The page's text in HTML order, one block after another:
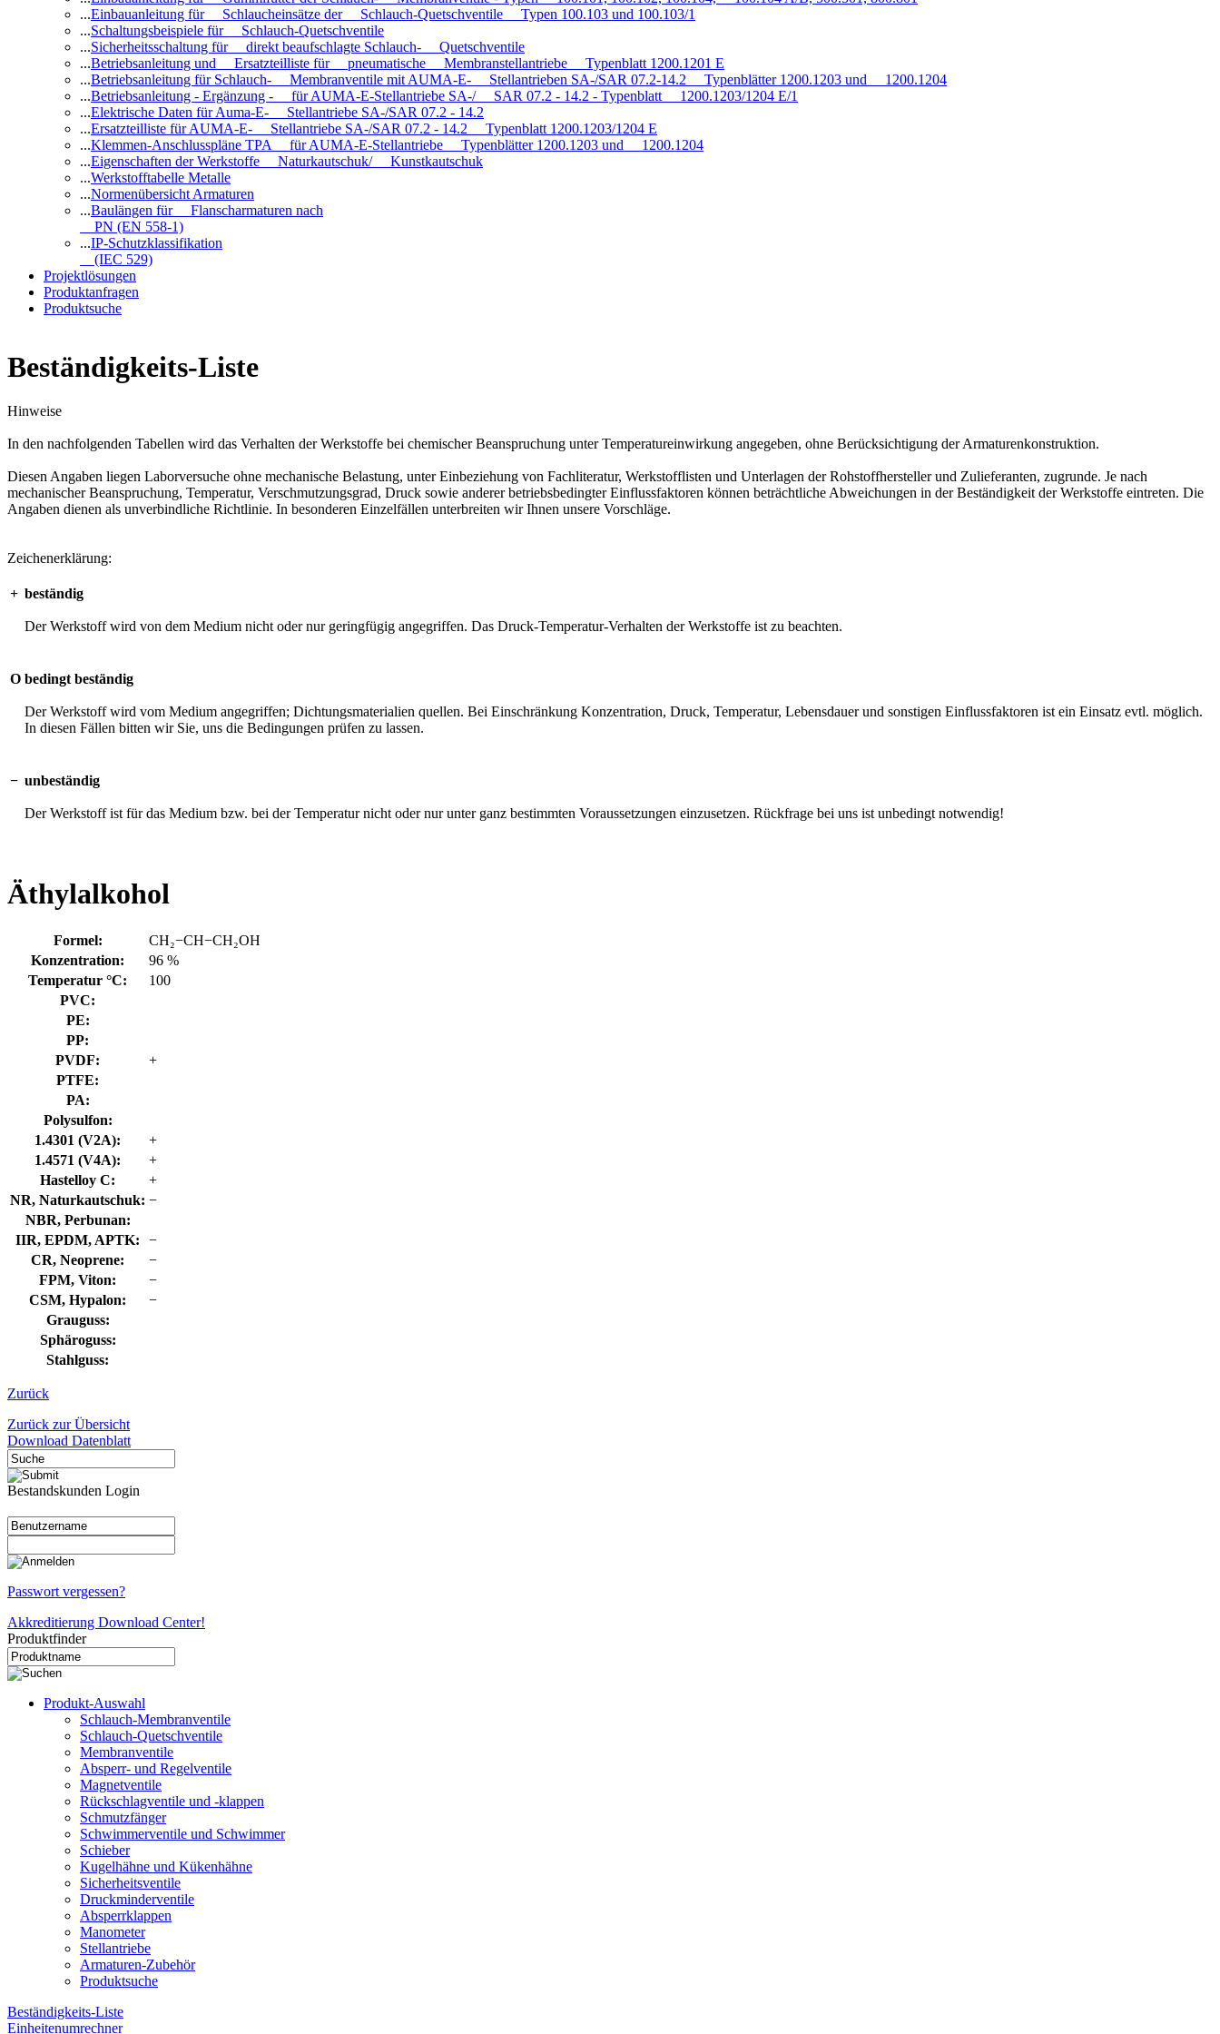
...Einbauanleitung für Schlaucheinsätze der Schlauch-Quetschventile Typen 100.103 und 100.103/1
...Schaltungsbeispiele für Schlauch-Quetschventile
...Sicherheitsschaltung für direkt beaufschlagte Schlauch- Quetschventile
...Betriebsanleitung und Ersatzteilliste für pneumatische Membranstellantriebe Typenblatt 1200.1201 E
...Betriebsanleitung für Schlauch- Membranventile mit AUMA-E- Stellantrieben SA-/SAR 07.2-14.2 Typenblätter 1200.1203 und 1200.1204
...Betriebsanleitung - Ergänzung - für AUMA-E-Stellantriebe SA-/ SAR 07.2 - 14.2 - Typenblatt 1200.1203/1204 E/1
...Elektrische Daten für Auma-E- Stellantriebe SA-/SAR 07.2 - 14.2
...Ersatzteilliste für AUMA-E- Stellantriebe SA-/SAR 07.2 - 14.2 Typenblatt 1200.1203/1204 E
...Klemmen-Anschlusspläne TPA für AUMA-E-Stellantriebe Typenblätter 1200.1203 und 1200.1204
...Eigenschaften der Werkstoffe Naturkautschuk/ Kunstkautschuk
...Werkstofftabelle Metalle
...Normenübersicht Armaturen
...Baulängen für Flanscharmaturen nach
PN (EN 558-1)
...IP-Schutzklassifikation
(IEC 529)
Projektlösungen
Produktanfragen
Produktsuche
Beständigkeits-Liste
Hinweise
In den nachfolgenden Tabellen wird das Verhalten der Werkstoffe bei chemischer Beanspruchung unter Temperatureinwirkung angegeben, ohne Berücksichtigung der Armaturenkonstruktion.
Diesen Angaben liegen Laborversuche ohne mechanische Belastung, unter Einbeziehung von Fachliteratur, Werkstofflisten und Unterlagen der Rohstoffhersteller und Zulieferanten, zugrunde. Je nach
mechanischer Beanspruchung, Temperatur, Verschmutzungsgrad, Druck sowie anderer betriebsbedingter Einflussfaktoren können beträchtliche Abweichungen in der Beständigkeit der Werkstoffe eintreten. Die
Angaben dienen als unverbindliche Richtlinie. In besonderen Einzelfällen unterbreiten wir Ihnen unsere Vorschläge.
Zeichenerklärung:
+ beständig
Der Werkstoff wird von dem Medium nicht oder nur geringfügig angegriffen. Das Druck-Temperatur-Verhalten der Werkstoffe ist zu beachten.
O bedingt beständig
Der Werkstoff wird vom Medium angegriffen; Dichtungsmaterialien quellen. Bei Einschränkung Konzentration, Druck, Temperatur, Lebensdauer und sonstigen Einflussfaktoren ist ein Einsatz evtl. möglich.
In diesen Fällen bitten wir Sie, uns die Bedingungen prüfen zu lassen.
− unbeständig
Der Werkstoff ist für das Medium bzw. bei der Temperatur nicht oder nur unter ganz bestimmten Voraussetzungen einzusetzen. Rückfrage bei uns ist unbedingt notwendig!
Äthylalkohol
Formel:
CH₂−CH−CH₂OH
Konzentration:
96 %
Temperatur °C:
100
PVC:
PE:
PP:
PVDF:
+
PTFE:
PA:
Polysulfon:
1.4301 (V2A):
+
1.4571 (V4A):
+
Hastelloy C:
+
NR, Naturkautschuk: −
NBR, Perbunan:
IIR, EPDM, APTK:
−
CR, Neoprene:
−
FPM, Viton:
−
CSM, Hypalon:
−
Grauguss:
Sphäroguss:
Stahlguss:
Zurück
Zurück zur Übersicht
Download Datenblatt
Bestandskunden Login
Passwort vergessen?
Akkreditierung Download Center!
Produktfinder
Produkt-Auswahl
Schlauch-Membranventile
Schlauch-Quetschventile
Membranventile
Absperr- und Regelventile
Magnetventile
Rückschlagventile und -klappen
Schmutzfänger
Schwimmerventile und Schwimmer
Schieber
Kugelhähne und Kükenhähne
Sicherheitsventile
Druckminderventile
Absperrklappen
Manometer
Stellantriebe
Armaturen-Zubehör
Produktsuche
Beständigkeits-Liste
Einheitenumrechner